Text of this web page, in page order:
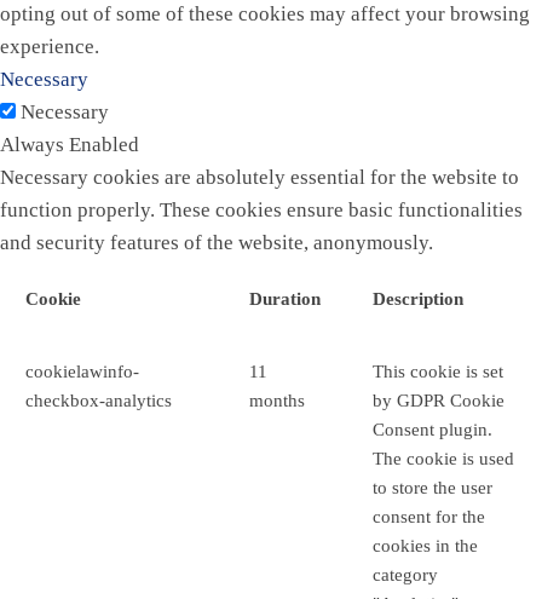
opting out of some of these cookies may affect your browsing
experience.
Necessary
Necessary
Always Enabled
Necessary cookies are absolutely essential for the website to
function properly. These cookies ensure basic functionalities
and security features of the website, anonymously.
Cookie Duration Description
cookielawinfo-
checkbox-analytics
11
months
This cookie is set
by GDPR Cookie
Consent plugin.
The cookie is used
to store the user
consent for the
cookies in the
category